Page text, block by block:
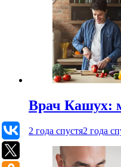
Врач Кашух:
2 года спустя2 года